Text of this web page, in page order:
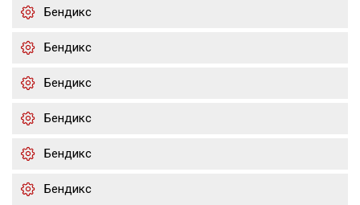
Бендикс
Бендикс
Бендикс
Бендикс
Бендикс
Бендикс